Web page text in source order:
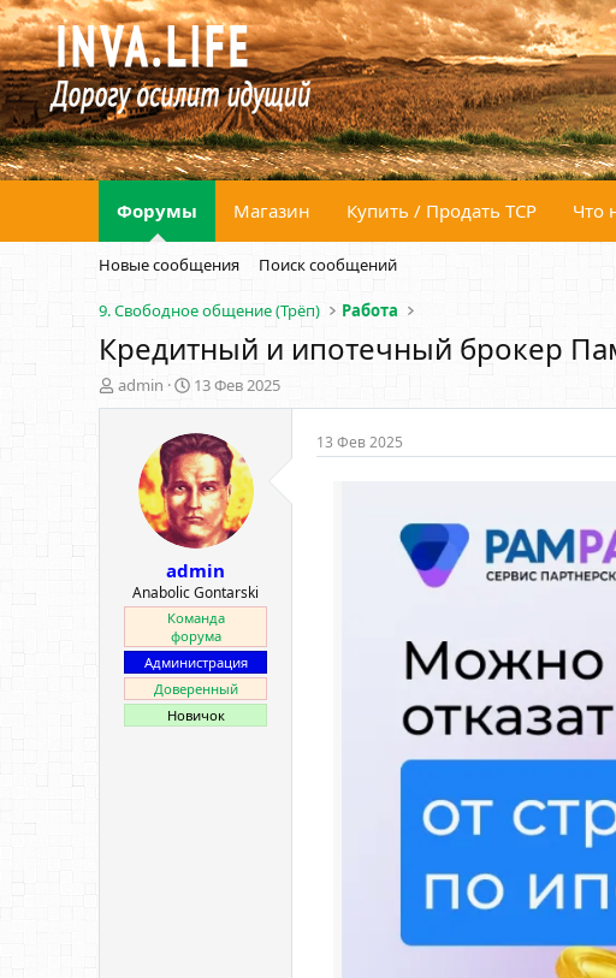
Форумы Магазин Купить / Продать ТСР Что
Новые сообщения Поиск сообщений
9. Свободное общение (Трёп) Работа
Кредитный и ипотечный брокер
А
в
admin
Д
а
а
н
а
ч
а
а
13 Фев 2025
admin
Anabolic Gontarski
Команда
форума
Администрация
Доверенный
Новичок
13 Фев 2025